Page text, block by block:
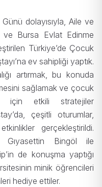
dolayısıyla, Aile ve
Bursa Evlat Edinme
Türkiye’de Çocuk
ev sahipliği yaptık.
artırmak, bu konuda
sağlamak ve çocuk
için etkili stratejiler
çeşitli oturumlar,
gerçekleştirildi.
Gıyasettin Bingöl ile
de konuşma yaptığı
minik öğrencileri
hediye ettiler.